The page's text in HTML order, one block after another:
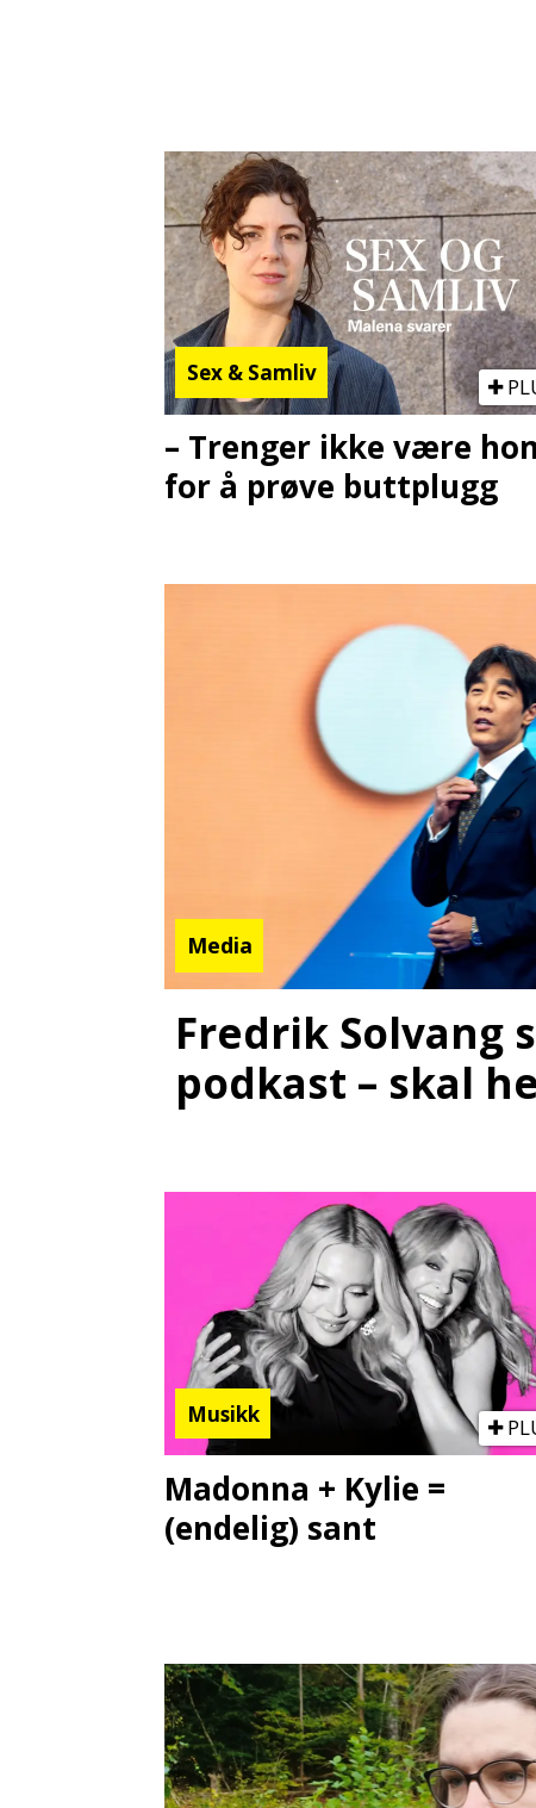
Sex & Samliv
– Trenger ikke være
for å prøve buttplugg
Media
Fredrik Solvang
podkast – skal
Musikk
Madonna + Kylie =
(endelig) sant